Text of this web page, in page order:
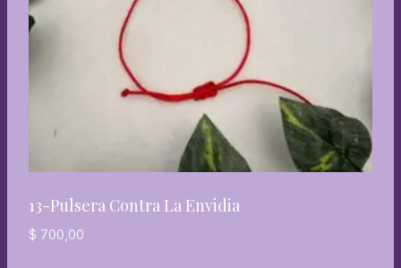
13-Pulsera Contra La Envidia
$ 700,00